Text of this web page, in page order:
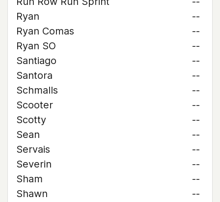
Ryan
--
Ryan Comas
--
Ryan SO
--
Santiago
--
Santora
--
Schmalls
--
Scooter
--
Scotty
--
Sean
--
Servais
--
Severin
--
Sham
--
Shawn
--